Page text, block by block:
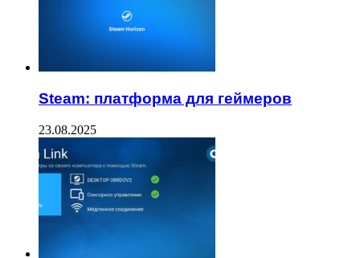
Steam: платформа для геймеров
23.08.2025